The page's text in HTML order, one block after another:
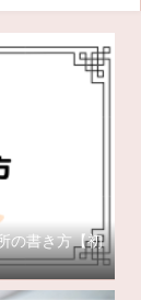
の書き方【初